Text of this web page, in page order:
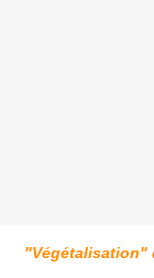
"Végétalisation"